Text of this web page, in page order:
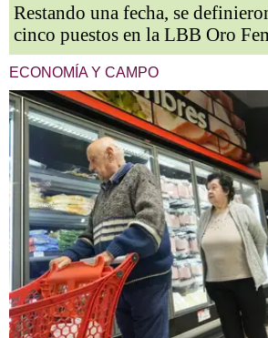
Restando una fecha, se
cinco puestos en la LBB Oro
ECONOMÍA Y CAMPO